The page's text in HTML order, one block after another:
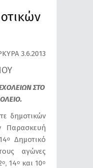
3.6.2013
ΣΤΟ
δημοτικών
Παρασκευή
ο
Δημοτικό
αγώνες
ο, 14ο και 10ο